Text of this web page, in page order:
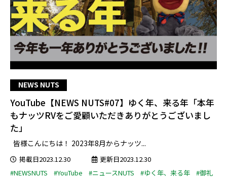
NEWS NUTS
YouTube【NEWS NUTS#07】ゆく年、来る年「本年
もナッツRVをご愛顧いただきありがとうございまし
た」
皆様こんにちは！ 2023年8月からナッツ...
掲載日2023.12.30
更新日2023.12.30
#NEWSNUTS
#YouTube #ニュースNUTS #ゆく年、来る年 #御礼